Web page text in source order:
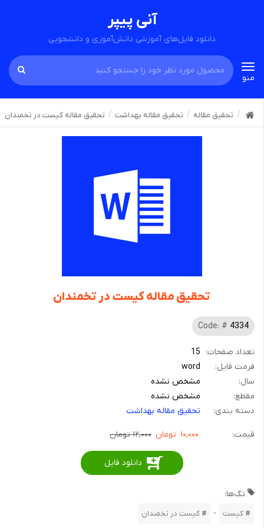
آنی پیپر
دانلود فایل‌های آموزشی دانش‌آموزی و دانشجویی
Toggle
navigation
منو
تحقیق مقاله تحقیق مقاله بهداشت تحقیق مقاله کیست در تخمندان
تحقیق مقاله کیست در تخمندان
Code: # 4334
تعداد صفحات: 15
فرمت فایل:
word
سال:
مشخص نشده
مقطع:
مشخص نشده
دسته بندی:
تحقیق مقاله بهداشت
قیمت: ۱۰,۰۰۰ تومان ۱۲,۰۰۰ تومان
دانلود فایل
تگ‌ها:
کیست - کیست در تخمندان